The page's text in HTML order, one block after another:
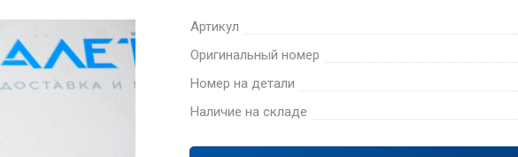
Артикул
Оригинальный номер
Номер на детали
Наличие на складе